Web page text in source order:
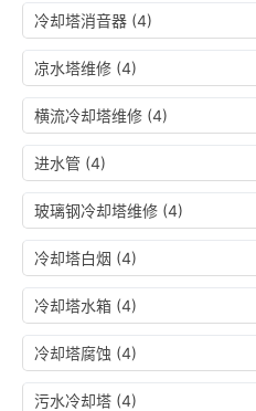
冷却塔消音器 (4)
凉水塔维修 (4)
横流冷却塔维修 (4)
进水管 (4)
玻璃钢冷却塔维修 (4)
冷却塔白烟 (4)
冷却塔水箱 (4)
冷却塔腐蚀 (4)
污水冷却塔 (4)